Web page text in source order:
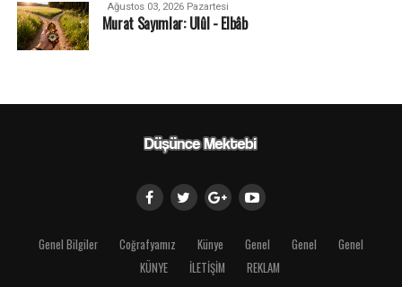
Ağustos 03, 2026 Pazartesi
Murat Sayımlar: Ulûl - Elbâb
Genel Bilgiler Coğrafyamız Künye Genel Genel
Genel
KÜNYE
İLETİŞİM REKLAM